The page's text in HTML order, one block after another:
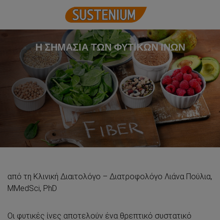
Η ΣΗΜΑΣΙΑ ΤΩΝ ΦΥΤΙΚΩΝ ΙΝΩΝ
από τη Κλινική Διαιτολόγο – Διατροφολόγο Λιάνα Πούλια,
MMedSci, PhD
Οι φυτικές ίνες αποτελούν ένα θρεπτικό συστατικό